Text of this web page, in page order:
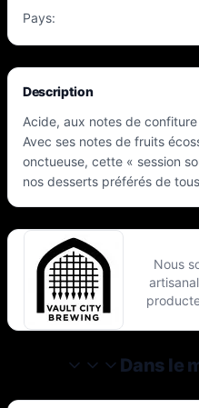
Pays:
Description
Acide, aux notes de
Avec ses notes de fruits
onctueuse, cette « session
nos desserts préférés de
Nous
sous le
Dans le